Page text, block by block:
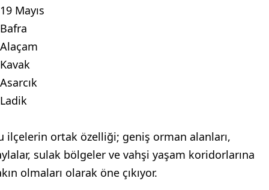
Mayıs
ilçelerin ortak özelliği; geniş orman alanları,
sulak bölgeler ve vahşi yaşam koridorlarına
olmaları olarak öne çıkıyor.